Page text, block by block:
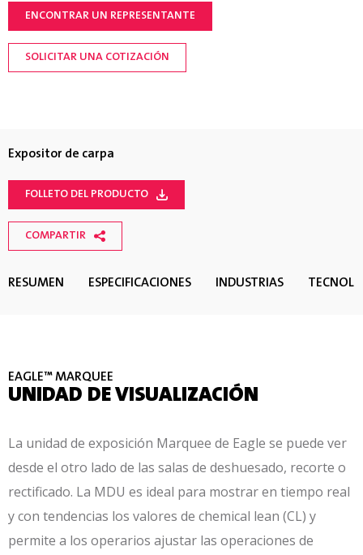
ENCONTRAR UN REPRESENTANTE
SOLICITAR UNA COTIZACIÓN
Expositor de carpa
RESUMEN ESPECIFICACIONES INDUSTRIAS
FOLLETO DEL PRODUCTO
COMPARTIR
EAGLE™ MARQUEE
UNIDAD DE VISUALIZACIÓN
La unidad de exposición Marquee de Eagle se puede ver
desde el otro lado de las salas de deshuesado, recorte o
rectificado. La MDU es ideal para mostrar en tiempo real
y con tendencias los valores de chemical lean (CL) y
permite a los operarios ajustar las operaciones de